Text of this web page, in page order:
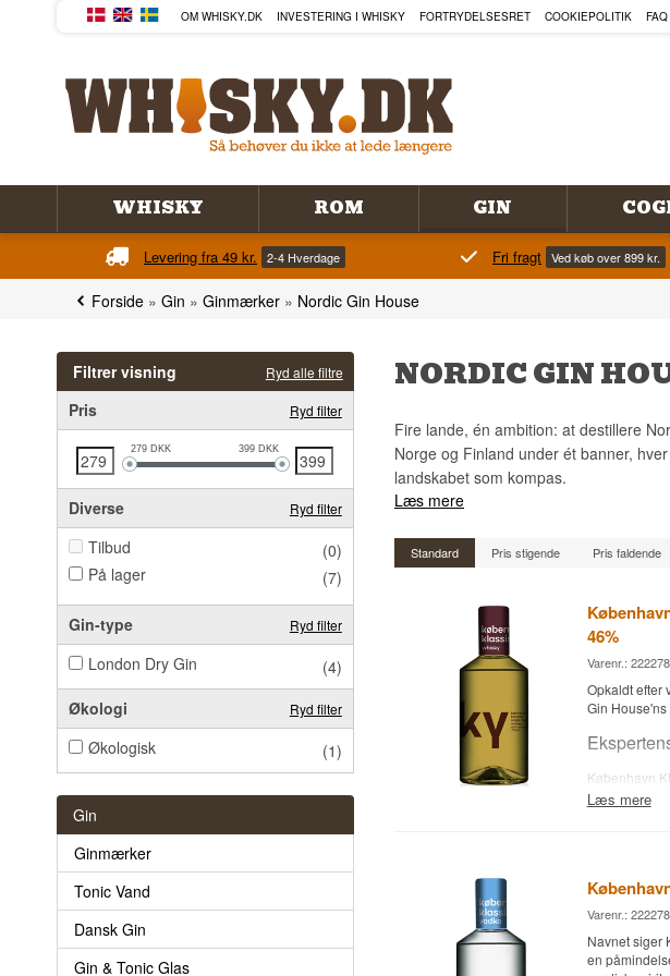
OM WHISKY.DK INVESTERING I WHISKY FORTRYDELSESRET COOKIEPOLITIK FAQ
WHISKY ROM GIN
Levering fra 49 kr. 2-4 Hverdage Fri fragt Ved køb over 899 kr.
Forside » Gin » Ginmærker » Nordic Gin House
Filtrer visning Ryd alle filtre
Pris Ryd filter
279 DKK 399 DKK
Diverse Ryd filter
Tilbud
(0)
På lager
(7)
Gin-type Ryd filter
London Dry Gin
(4)
Økologi
Ryd filter
Økologisk (1)
Gin
Ginmærker
Tonic Vand
Dansk Gin
Gin & Tonic Glas
NORDIC GIN
Fire lande, én ambition: at destillere
Norge og Finland under ét banner,
landskabet som kompas.
Læs mere
Standard Pris stigende Pris faldende
46%
Varenr.:
Opkaldt efter
Gin
København
mærket
- en lille
Næse
Læs mere
Varenr.:
Navnet siger
en